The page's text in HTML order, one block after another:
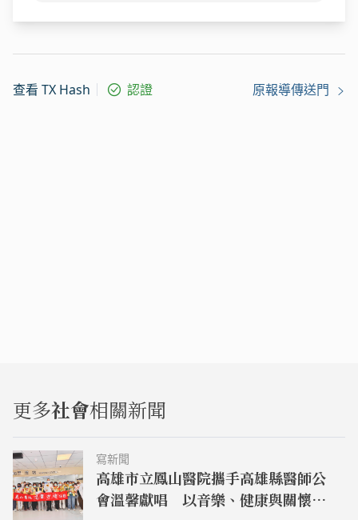
查看 TX Hash 認證 原報導傳送門
更多社會相關新聞
寫新聞
高雄市立鳳山醫院攜手高雄縣醫師公
會溫馨獻唱 以音樂、健康與關懷陪